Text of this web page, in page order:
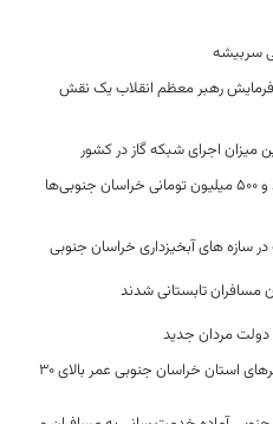
فرمایش رهبر معظم انقلاب یک نقش
میزان اجرای شبکه گاز در کشور
طی نیمه نخست امسال کمک ۸ میلیارد و ۵۰۰ میلیون تومانی خراسان جنوبی‌ها
مسافران تابستانی شدند
دولت مردان جدید
۲۵ تا ۳۰ درصد شبکه‌های توزیع آب شهرهای استان خراسان جنوبی عمر بالای ۳۰